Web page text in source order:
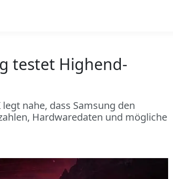
testet Highend-
nahe, dass Samsung den
Hardwaredaten und mögliche